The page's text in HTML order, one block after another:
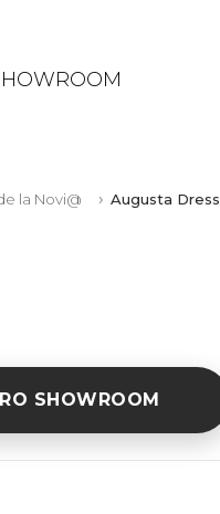
la Novi@ Augusta Dress
SHOWROOM